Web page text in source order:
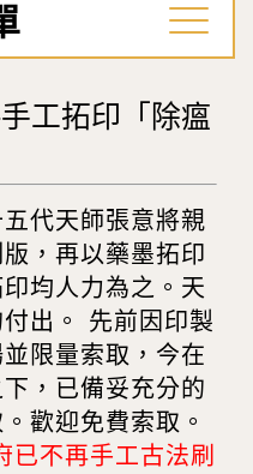
工拓印「除瘟
代天師張意將親
，再以藥墨拓印
均人力為之。天
出。 先前因印製
限量索取，今在
，已備妥充分的
歡迎免費索取。
已不再手工古法刷